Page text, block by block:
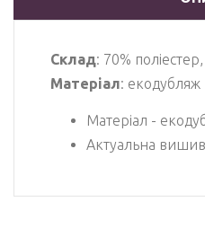
Склад: 70%
Матеріал: екодубляж
Матеріал -
Актуальна